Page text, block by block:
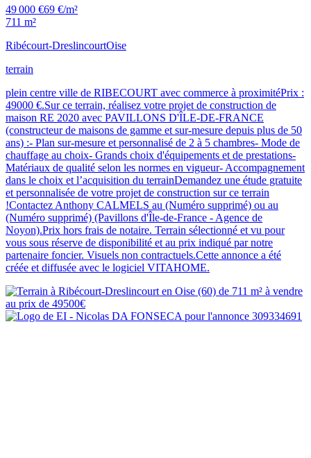
49 000 €69 €/m²
711 m²
Ribécourt-DreslincourtOise
terrain
plein centre ville de RIBECOURT avec commerce à proximitéPrix :
49000 €.Sur ce terrain, réalisez votre projet de construction de
maison RE 2020 avec PAVILLONS D'ÎLE-DE-FRANCE
(constructeur de maisons de gamme et sur-mesure depuis plus de 50
ans) :- Plan sur-mesure et personnalisé de 2 à 5 chambres- Mode de
chauffage au choix- Grands choix d'équipements et de prestations-
Matériaux de qualité selon les normes en vigueur- Accompagnement
dans le choix et l’acquisition du terrainDemandez une étude gratuite
et personnalisée de votre projet de construction sur ce terrain
!Contactez Anthony CALMELS au (Numéro supprimé) ou au
(Numéro supprimé) (Pavillons d'Île-de-France - Agence de
Noyon).Prix hors frais de notaire. Terrain sélectionné et vu pour
vous sous réserve de disponibilité et au prix indiqué par notre
partenaire foncier. Visuels non contractuels.Cette annonce a été
créée et diffusée avec le logiciel VITAHOME.